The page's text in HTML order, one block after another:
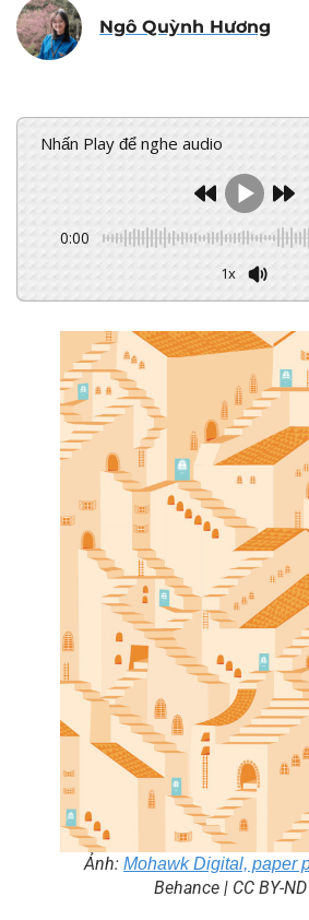
Ngô Quỳnh Hương
Nhấn Play để nghe audio
0:00
1x
Ảnh: Mohawk Digital, paper
Behance | CC BY-